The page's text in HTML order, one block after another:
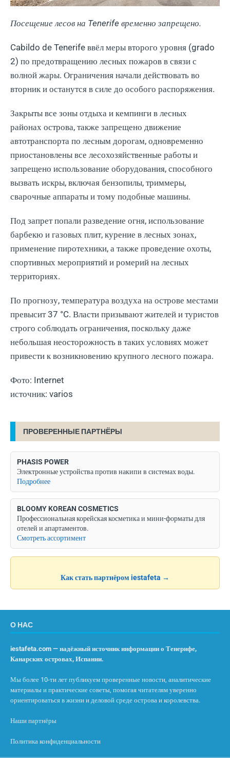
Посещение лесов на Tenerife временно запрещено.
Cabildo de Tenerife ввёл меры второго уровня (grado
2) по предотвращению лесных пожаров в связи с
волной жары. Ограничения начали действовать во
вторник и останутся в силе до особого распоряжения.
Закрыты все зоны отдыха и кемпинги в лесных
районах острова, также запрещено движение
автотранспорта по лесным дорогам, одновременно
приостановлены все лесохозяйственные работы и
запрещено использование оборудования, способного
вызвать искры, включая бензопилы, триммеры,
сварочные аппараты и тому подобные машины.
Под запрет попали разведение огня, использование
барбекю и газовых плит, курение в лесных зонах,
применение пиротехники, а также проведение охоты,
спортивных мероприятий и ромерий на лесных
территориях.
По прогнозу, температура воздуха на острове местами
превысит 37 °C. Власти призывают жителей и туристов
строго соблюдать ограничения, поскольку даже
небольшая неосторожность в таких условиях может
привести к возникновению крупного лесного пожара.
Фото: Internet
источник: varios
ПРОВЕРЕННЫЕ ПАРТНЁРЫ
PHASIS POWER
Электронные устройства против накипи в системах воды.
Подробнее
BLOOMY KOREAN COSMETICS
Профессиональная корейская косметика и мини-форматы для
отелей и апартаментов.
Смотреть ассортимент
Как стать партнёром iestafeta →
О НАС
iestafeta.com — надёжный источник информации о Тенерифе,
Канарских островах, Испании.
Мы более 10-ти лет публикуем проверенные новости, аналитические
материалы и практические советы, помогая читателям уверенно
ориентироваться в жизни и деловой среде острова и королевства.
Наши партнёры
Политика конфиденциальности